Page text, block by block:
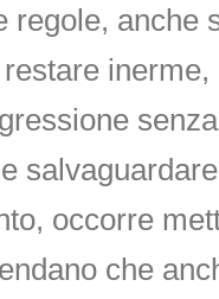
regole, anche
restare
occorre
che